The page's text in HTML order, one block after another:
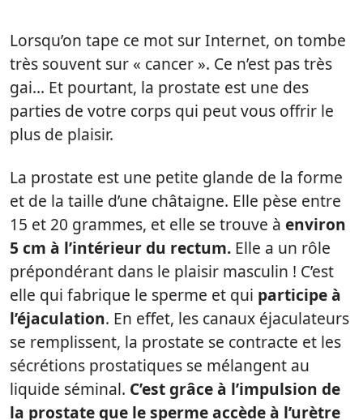
Lorsqu’on tape ce mot sur Internet, on tombe
très souvent sur « cancer ». Ce n’est pas très
gai… Et pourtant, la prostate est une des
parties de votre corps qui peut vous offrir le
plus de plaisir.
La prostate est une petite glande de la forme
et de la taille d’une châtaigne. Elle pèse entre
15 et 20 grammes, et elle se trouve à environ
5 cm à l’intérieur du rectum. Elle a un rôle
prépondérant dans le plaisir masculin ! C’est
elle qui fabrique le sperme et qui participe à
l’éjaculation. En effet, les canaux éjaculateurs
se remplissent, la prostate se contracte et les
sécrétions prostatiques se mélangent au
liquide séminal. C’est grâce à l’impulsion de
la prostate que le sperme accède à l’urètre